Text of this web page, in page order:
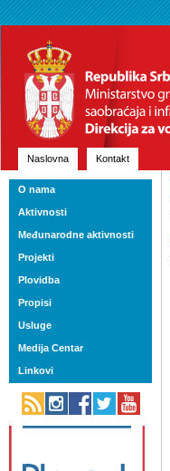
Naslovna Kontakt
O nama
Aktivnosti
Međunarodne aktivnosti
Projekti
Plovidba
Propisi
Usluge
Medija Centar
Linkovi